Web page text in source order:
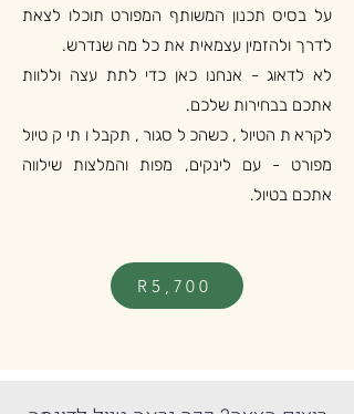
על בסיס תכנון המשותף המפורט תוכלו לצאת
לדרך ולהזמין עצמאית את כל מה שנדרש.
לא לדאוג - אנחנו כאן כדי לתת עצה וללוות
אתכם בבחירות שלכם.
לקראת הטיול, כשהכל סגור, תקבלו תיק טיול
מפורט - עם לינקים, מפות והמלצות שילווה
אתכם בטיול.
R5,700